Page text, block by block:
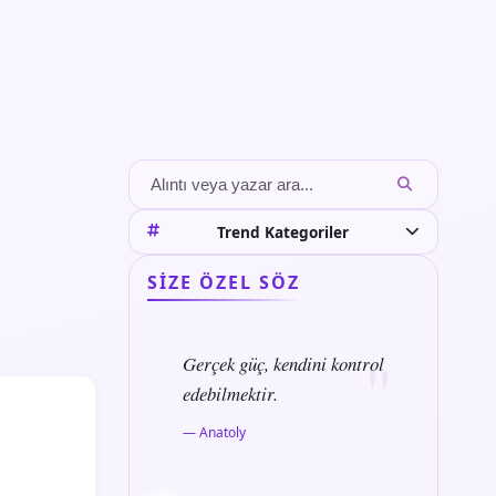
Trend Kategoriler
SIZE ÖZEL SÖZ
Gerçek güç, kendini kontrol
edebilmektir.
— Anatoly